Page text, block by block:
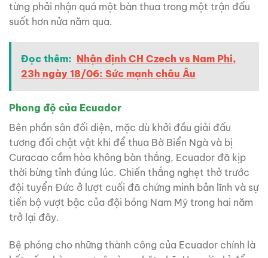
từng phải nhận quá một bàn thua trong một trận đấu
suốt hơn nửa năm qua.
Đọc thêm: Nhận định CH Czech vs Nam Phi,
23h ngày 18/06: Sức mạnh châu Âu
Phong độ của Ecuador
Bên phần sân đối diện, mặc dù khởi đầu giải đấu
tương đối chật vật khi để thua Bờ Biển Ngà và bị
Curacao cầm hòa không bàn thắng, Ecuador đã kịp
thời bừng tỉnh đúng lúc. Chiến thắng nghẹt thở trước
đội tuyển Đức ở lượt cuối đã chứng minh bản lĩnh và sự
tiến bộ vượt bậc của đội bóng Nam Mỹ trong hai năm
trở lại đây.
Bệ phóng cho những thành công của Ecuador chính là